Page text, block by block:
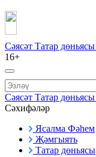
Сәясәт Татар дөньясы
16+
Сәясәт Татар дөньясы
Сәхифәләр
Ясалма Фәһем
Җәмгыять
Татар дөньясы